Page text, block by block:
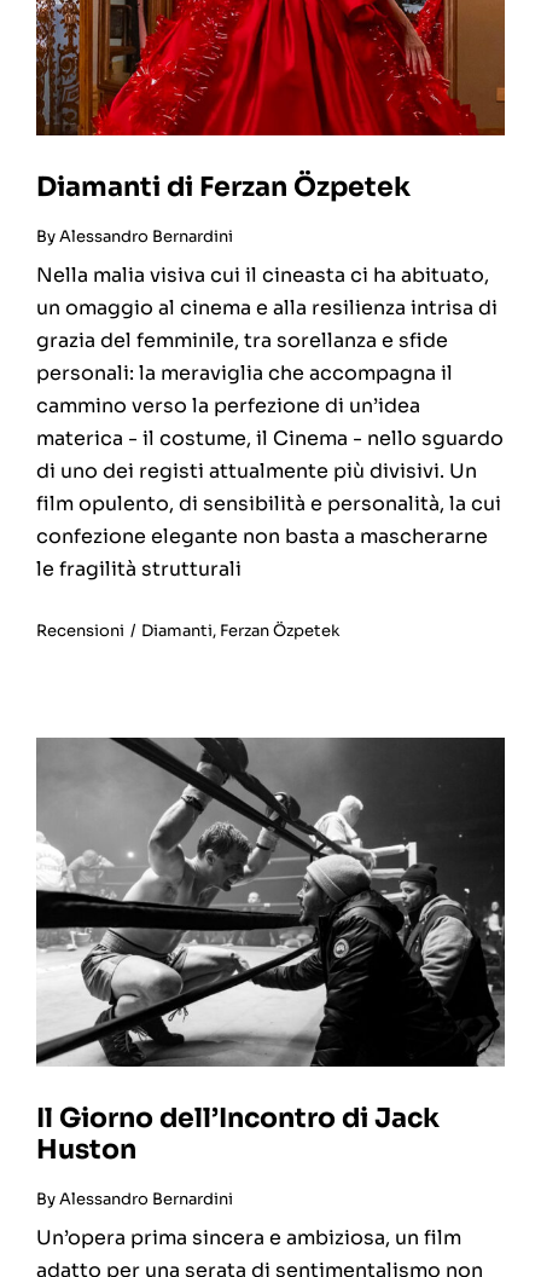
Diamanti di Ferzan Özpetek
ByAlessandro Bernardini
Nella malia visiva cui il cineasta ci ha abituato,
un omaggio al cinema e alla resilienza intrisa di
grazia del femminile, tra sorellanza e sfide
personali: la meraviglia che accompagna il
cammino verso la perfezione di un’idea
materica - il costume, il Cinema - nello sguardo
di uno dei registi attualmente più divisivi. Un
film opulento, di sensibilità e personalità, la cui
confezione elegante non basta a mascherarne
le fragilità strutturali
Recensioni / Diamanti, Ferzan Özpetek
Il Giorno dell’Incontro di Jack
Huston
ByAlessandro Bernardini
Un’opera prima sincera e ambiziosa, un film
adatto per una serata di sentimentalismo non